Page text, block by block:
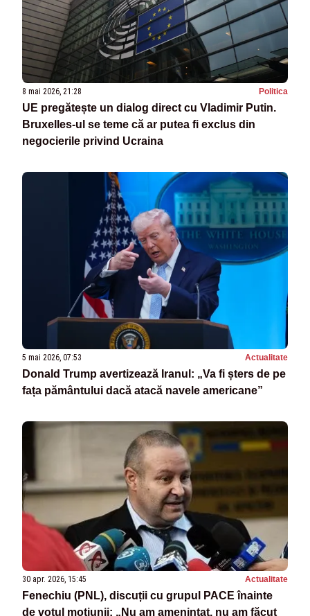
8 mai 2026, 21:28 Politica
UE pregătește un dialog direct cu Vladimir Putin.
Bruxelles-ul se teme că ar putea fi exclus din
negocierile privind Ucraina
5 mai 2026, 07:53 Actualitate
Donald Trump avertizează Iranul: „Va fi șters de pe
fața pământului dacă atacă navele americane”
30 apr. 2026, 15:45 Actualitate
Fenechiu (PNL), discuții cu grupul PACE înainte
de votul moțiunii: „Nu am amenințat, nu am făcut